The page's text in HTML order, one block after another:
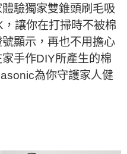
驗獨家雙錐頭刷毛吸
讓你在打掃時不被棉
顯示，再也不用擔心
手作DIY所產生的棉
為你守護家人健